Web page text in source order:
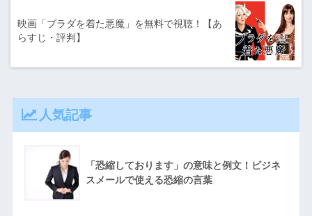
映画「プラダを着た悪魔」を無料で視聴！【あ
らすじ・評判】
人気記事
「恐縮しております」の意味と例文！ビジネ
スメールで使える恐縮の言葉